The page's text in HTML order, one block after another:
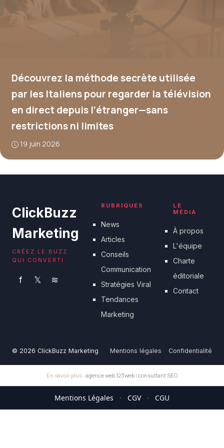
Découvrez la méthode secrète utilisée
par les Italiens pour regarder la télévision
en direct depuis l’étranger—sans
restrictions ni limites
19 juin 2026
ClickBuzz
Marketing
CRÉEZ LE BUZZ
QUI CONVERTI
f 𝕏 ≋
RUBRIQUES
News
Articles
Conseils
Communication
Stratégies Viral
Tendances
Marketing
LE
MÉDIA
À propos
L'équipe
Charte
éditoriale
Contact
© 2026 ClickBuzz Marketing Mentions légales Confidentialité
En savoir plus : agence web 123web | consultant SEO
Mentions Légales · CGV · CGU